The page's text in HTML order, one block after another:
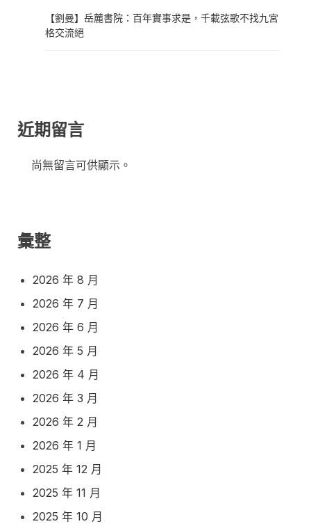
【劉曼】岳麓書院：百年實事求是，千載弦歌不找九宮
格交流絕
近期留言
尚無留言可供顯示。
彙整
2026 年 8 月
2026 年 7 月
2026 年 6 月
2026 年 5 月
2026 年 4 月
2026 年 3 月
2026 年 2 月
2026 年 1 月
2025 年 12 月
2025 年 11 月
2025 年 10 月